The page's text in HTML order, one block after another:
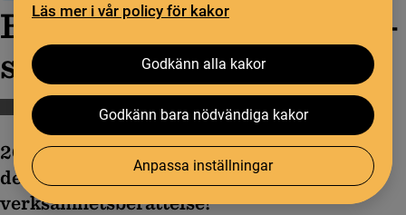
Läs mer i vår policy för kakor
Godkänn alla kakor
Godkänn bara nödvändiga kakor
Anpassa inställningar
Bibsam­­kon­sor­ti­ets verk­
sam­het­s­be­rät­tel­se 2020
Bibsamkonsortiet Öppen vetenskap
2020 var ett händelserikt år – nu kan du ta
del av Bibsamkonsortiets
verksamhetsberättelse!